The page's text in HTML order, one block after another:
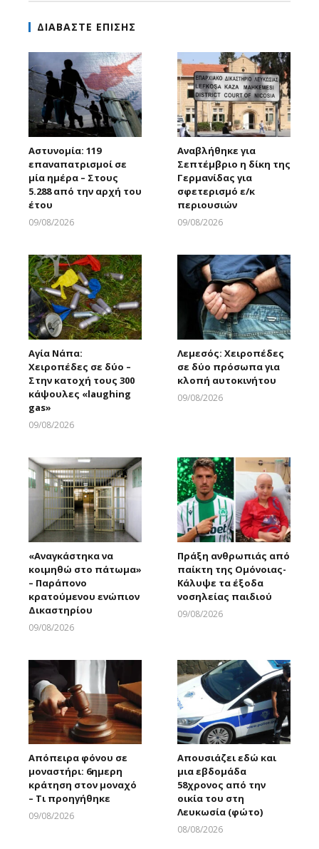
ΔΙΑΒΑΣΤΕ ΕΠΙΣΗΣ
Αστυνομία: 119
επαναπατρισμοί σε
μία ημέρα – Στους
5.288 από την αρχή του
έτου
09/08/2026
Αναβλήθηκε για
Σεπτέμβριο η δίκη της
Γερμανίδας για
σφετερισμό ε/κ
περιουσιών
09/08/2026
Αγία Νάπα:
Χειροπέδες σε δύο –
Στην κατοχή τους 300
κάψουλες «laughing
gas»
09/08/2026
Λεμεσός: Χειροπέδες
σε δύο πρόσωπα για
κλοπή αυτοκινήτου
09/08/2026
«Αναγκάστηκα να
κοιμηθώ στο πάτωμα»
– Παράπονο
κρατούμενου ενώπιον
Δικαστηρίου
09/08/2026
Πράξη ανθρωπιάς από
παίκτη της Ομόνοιας-
Κάλυψε τα έξοδα
νοσηλείας παιδιού
09/08/2026
Απόπειρα φόνου σε
μοναστήρι: 6ημερη
κράτηση στον μοναχό
– Τι προηγήθηκε
09/08/2026
Απουσιάζει εδώ και
μια εβδομάδα
58χρονος από την
οικία του στη
Λευκωσία (φώτο)
08/08/2026